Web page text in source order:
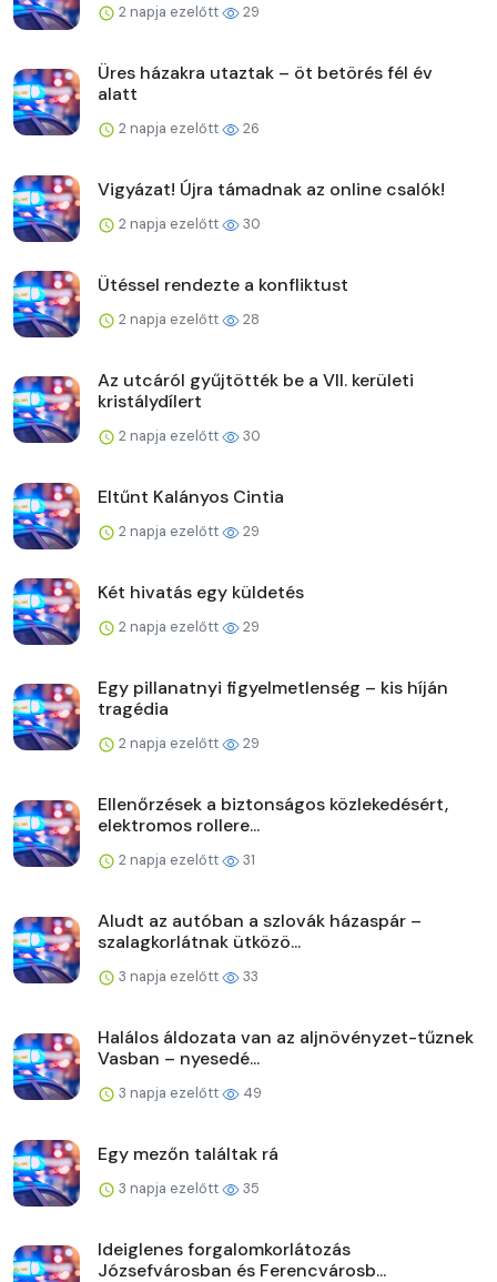
2 napja ezelőtt 29
Üres házakra utaztak – öt betörés fél év
alatt
2 napja ezelőtt 26
Vigyázat! Újra támadnak az online csalók!
2 napja ezelőtt 30
Ütéssel rendezte a konfliktust
2 napja ezelőtt 28
Az utcáról gyűjtötték be a VII. kerületi
kristálydílert
2 napja ezelőtt 30
Eltűnt Kalányos Cintia
2 napja ezelőtt 29
Két hivatás egy küldetés
2 napja ezelőtt 29
Egy pillanatnyi figyelmetlenség – kis híján
tragédia
2 napja ezelőtt 29
Ellenőrzések a biztonságos közlekedésért,
elektromos rollere...
2 napja ezelőtt 31
Aludt az autóban a szlovák házaspár –
szalagkorlátnak ütközö...
3 napja ezelőtt 33
Halálos áldozata van az aljnövényzet-tűznek
Vasban – nyesedé...
3 napja ezelőtt 49
Egy mezőn találtak rá
3 napja ezelőtt 35
Ideiglenes forgalomkorlátozás
Józsefvárosban és Ferencvárosb...